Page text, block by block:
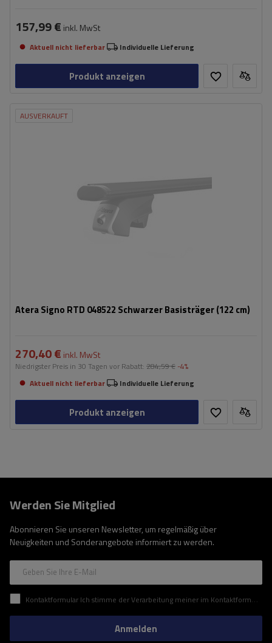
157,99 € inkl. MwSt
Aktuell nicht lieferbar Individuelle Lieferung
Produkt anzeigen
AUSVERKAUFT
Atera Signo RTD 048522 Schwarzer Basisträger (122 cm)
270,40 € inkl. MwSt
Niedrigster Preis in 30 Tagen vor Rabatt: 284,59 € -4%
Aktuell nicht lieferbar
Individuelle Lieferung
Produkt anzeigen
Werden Sie Mitglied
Abonnieren Sie unseren Newsletter, um regelmäßig über
Neuigkeiten und Sonderangebote informiert zu werden.
Geben Sie Ihre E-Mail
Kontaktformular Ich stimme der Verarbeitung meiner im Kontaktformular enthaltenen personenbezogenen Daten gemäß der Verordnung (EU) des Europäischen Parlaments und des Rates zu.
Anmelden